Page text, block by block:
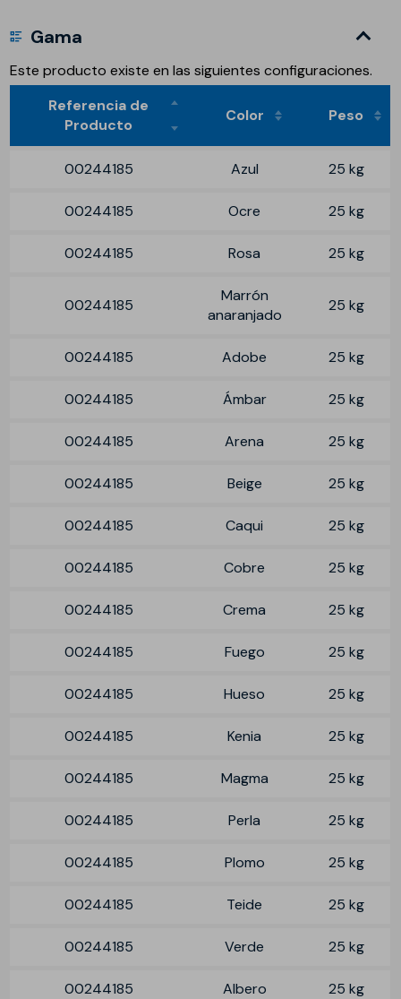
Gama
Este producto existe en las siguientes configuraciones.
Referencia de
Producto
Color Peso
00244185 Azul 25 kg
00244185 Ocre 25 kg
00244185 Rosa 25 kg
00244185
Marrón
anaranjado
25 kg
00244185 Adobe 25 kg
00244185 Ámbar 25 kg
00244185 Arena 25 kg
00244185 Beige 25 kg
00244185 Caqui 25 kg
00244185 Cobre 25 kg
00244185 Crema 25 kg
00244185 Fuego 25 kg
00244185 Hueso 25 kg
00244185 Kenia 25 kg
00244185 Magma 25 kg
00244185 Perla 25 kg
00244185 Plomo 25 kg
00244185 Teide 25 kg
00244185 Verde 25 kg
00244185 Albero 25 kg